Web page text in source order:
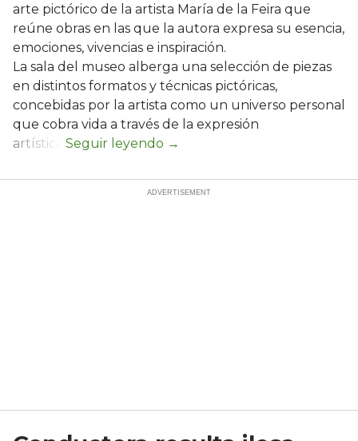
arte pictórico de la artista María de la Feira que
reúne obras en las que la autora expresa su esencia,
emociones, vivencias e inspiración.
La sala del museo alberga una selección de piezas
en distintos formatos y técnicas pictóricas,
concebidas por la artista como un universo personal
que cobra vida a través de la expresión
artística.